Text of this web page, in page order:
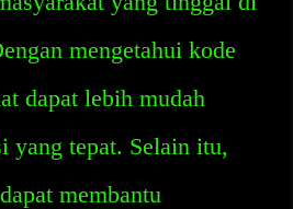
mengetahui kode
dapat lebih mudah
yang tepat. Selain itu,
membantu